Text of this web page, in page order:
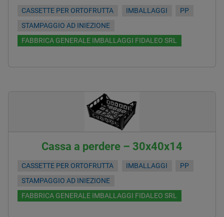
CASSETTE PER ORTOFRUTTA IMBALLAGGI
PP
STAMPAGGIO AD INIEZIONE
FABBRICA GENERALE IMBALLAGGI FIDALEO SRL
Cassa a perdere – 30x40x14
CASSETTE PER ORTOFRUTTA IMBALLAGGI
PP
STAMPAGGIO AD INIEZIONE
FABBRICA GENERALE IMBALLAGGI FIDALEO SRL